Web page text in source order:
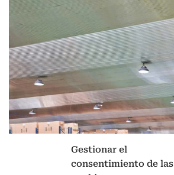
Gestionar el
consentimiento de las